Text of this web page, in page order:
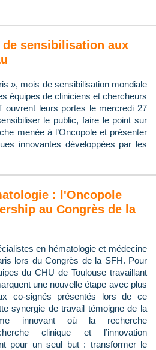
sensibilisation aux
», mois de sensibilisation mondiale
équipes de cliniciens et chercheurs
ouvrent leurs portes le mercredi 27
le public, faire le point sur
menée à l’Oncopole et présenter
innovantes développées par les
: l'Oncopole
au Congrès de la
en hématologie et médecine
lors du Congrès de la SFH. Pour
du CHU de Toulouse travaillant
une nouvelle étape avec plus
co-signés présentés lors de ce
synergie de travail témoigne de la
innovant où la recherche
clinique et l’innovation
pour un seul but : transformer le